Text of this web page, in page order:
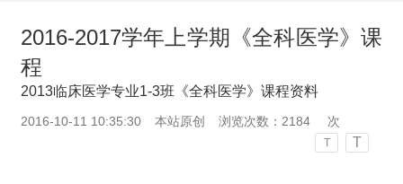
2016-2017学年上学期《全科医学》课
程
2013临床医学专业1-3班《全科医学》课程资料
2016-10-11 10:35:30 本站原创 浏览次数： 2184 次
T T